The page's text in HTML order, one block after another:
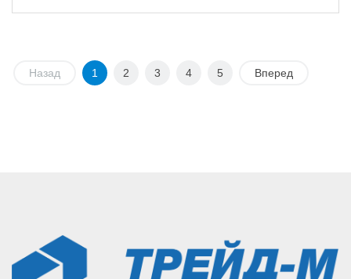
Назад 1 2 3 4 5 Вперед